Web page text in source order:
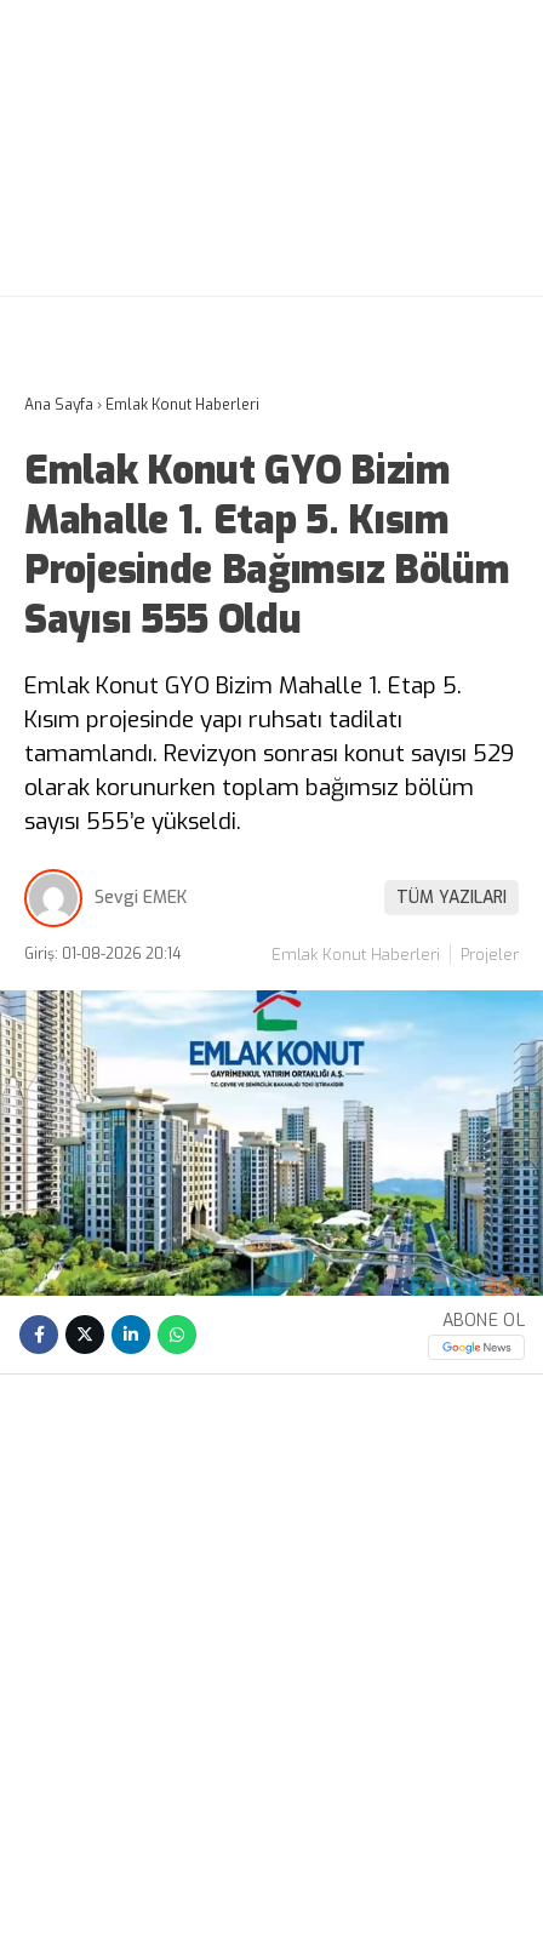
Ana Sayfa › Emlak Konut Haberleri
Emlak Konut GYO Bizim
Mahalle 1. Etap 5. Kısım
Projesinde Bağımsız Bölüm
Sayısı 555 Oldu
Emlak Konut GYO Bizim Mahalle 1. Etap 5.
Kısım projesinde yapı ruhsatı tadilatı
tamamlandı. Revizyon sonrası konut sayısı 529
olarak korunurken toplam bağımsız bölüm
sayısı 555’e yükseldi.
Sevgi EMEK TÜM YAZILARI
Giriş: 01-08-2026 20:14 Emlak Konut Haberleri Projeler
ABONE OL